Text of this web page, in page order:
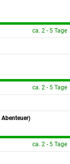
ca. 2 - 5 Tage
ca. 2 - 5 Tage
ca. 2 - 5 Tage